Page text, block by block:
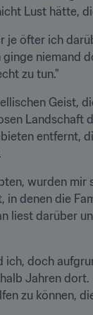
Lust hätte,
je öfter ich
niemand
zu tun."
Geist,
Landschaft
entfernt,
wurden
in denen die
liest darüber
doch
Jahren
zu können,